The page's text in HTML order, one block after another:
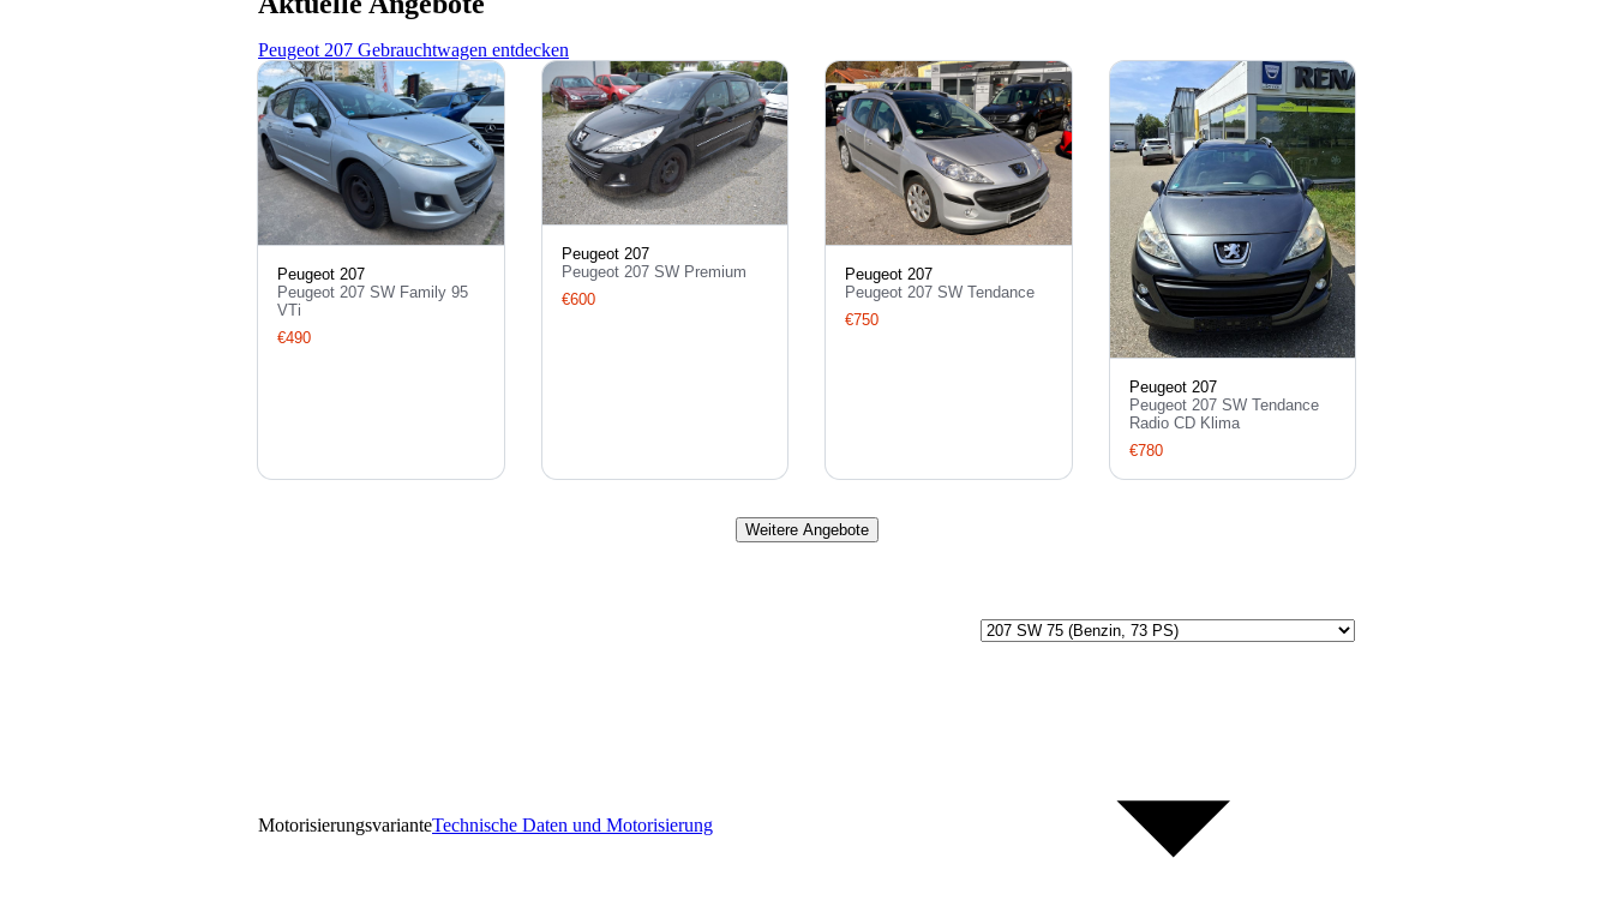
Peugeot 207 Gebrauchtwagen entdecken
Peugeot 207
Peugeot 207 SW Family 95
VTi
€490
Peugeot 207
Peugeot 207 SW Premium
€600
Peugeot 207
Peugeot 207 SW Tendance
€750
Peugeot 207
Peugeot 207 SW Tendance
Radio CD Klima
€780
Weitere Angebote
MotorisierungsvarianteTechnische Daten und Motorisierung